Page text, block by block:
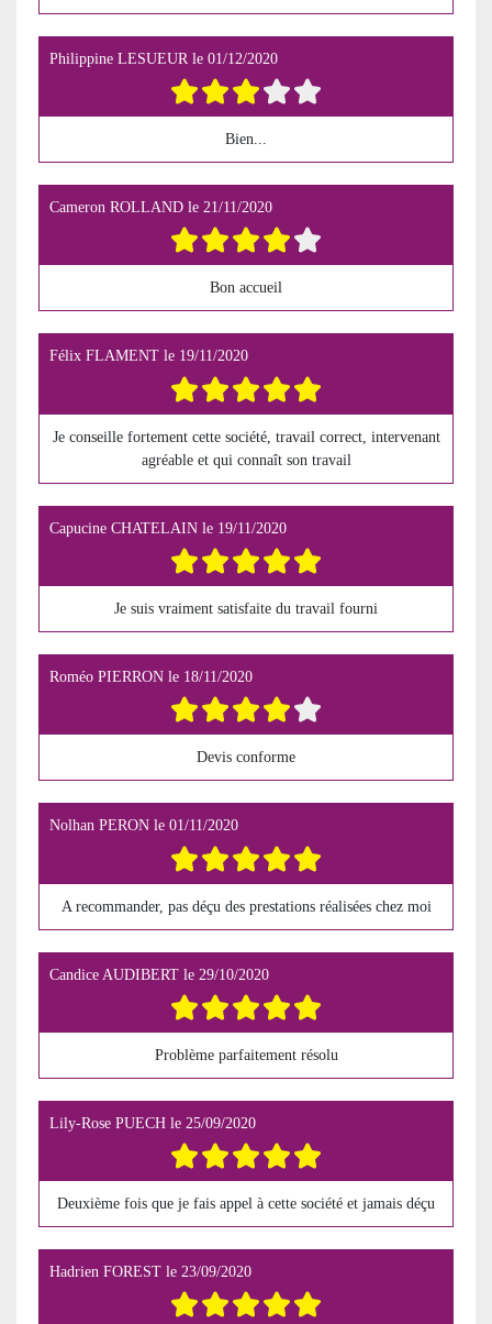
Philippine LESUEUR le 01/12/2020
Bien...
Cameron ROLLAND le 21/11/2020
Bon accueil
Félix FLAMENT le 19/11/2020
Je conseille fortement cette société, travail correct, intervenant
agréable et qui connaît son travail
Capucine CHATELAIN le 19/11/2020
Je suis vraiment satisfaite du travail fourni
Roméo PIERRON le 18/11/2020
Devis conforme
Nolhan PERON le 01/11/2020
A recommander, pas déçu des prestations réalisées chez moi
Candice AUDIBERT le 29/10/2020
Problème parfaitement résolu
Lily-Rose PUECH le 25/09/2020
Deuxième fois que je fais appel à cette société et jamais déçu
Hadrien FOREST le 23/09/2020